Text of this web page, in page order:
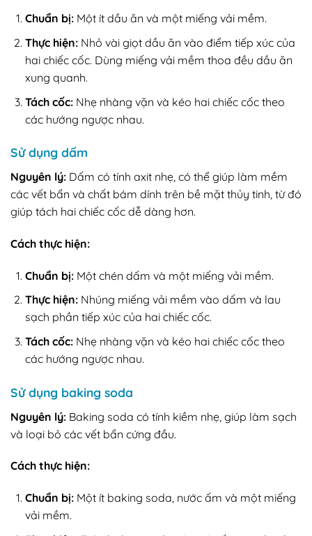
Chuẩn bị:Một ít dầu ăn và một miếng vải mềm.
Thực hiện:Nhỏ vài giọt dầu ăn vào điểm tiếp xúc của
hai chiếc cốc. Dùng miếng vải mềm thoa đều dầu ăn
xung quanh.
Tách cốc:Nhẹ nhàng vặn và kéo hai chiếc cốc theo
các hướng ngược nhau.
Sử dụng dấm
Nguyên lý: Dấm có tính axit nhẹ, có thể giúp làm mềm
các vết bẩn và chất bám dính trên bề mặt thủy tinh, từ đó
giúp tách hai chiếc cốc dễ dàng hơn.
Cách thực hiện:
Chuẩn bị:Một chén dấm và một miếng vải mềm.
Thực hiện:Nhúng miếng vải mềm vào dấm và lau
sạch phần tiếp xúc của hai chiếc cốc.
Tách cốc:Nhẹ nhàng vặn và kéo hai chiếc cốc theo
các hướng ngược nhau.
Sử dụng baking soda
Nguyên lý: Baking soda có tính kiềm nhẹ, giúp làm sạch
và loại bỏ các vết bẩn cứng đầu.
Cách thực hiện:
Chuẩn bị:Một ít baking soda, nước ấm và một miếng
vải mềm.